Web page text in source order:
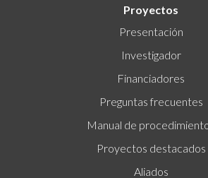
Proyectos
Presentación
Investigador
Financiadores
Preguntas frecuentes
Manual de
Proyectos destacados
Aliados